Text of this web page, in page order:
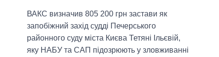
ВАКС визначив 805 200 грн застави як
запобіжний захід судді Печерського
районного суду міста Києва Тетяні Ільєвій,
яку НАБУ та САП підозрюють у зловживанні